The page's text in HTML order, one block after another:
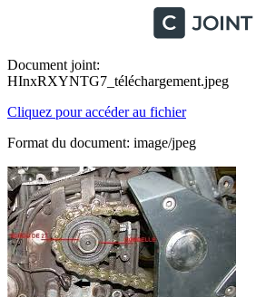
Document joint:
HInxRXYNTG7_téléchargement.jpeg
Cliquez pour accéder au fichier
Format du document: image/jpeg